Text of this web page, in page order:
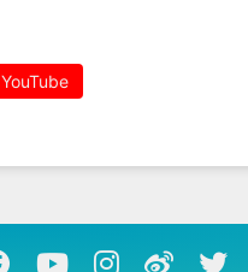
YouTube